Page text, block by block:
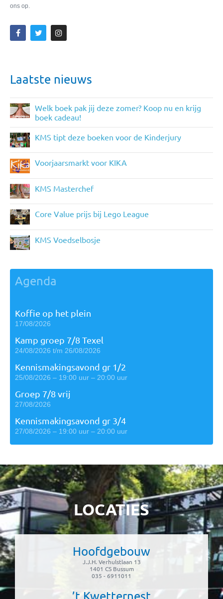
ons op.
Laatste nieuws
Welk boek pak jij deze zomer? Koop nu en krijg
boek cadeau!
KMS tipt deze boeken voor de Kinderjury
Voorjaarsmarkt voor KIKA
KMS Masterchef
Core Value prijs bij Lego League
KMS Voedselbosje
Agenda
Koffie op het plein
17/08/2026
Kamp groep 7/8 Texel
24/08/2026 t/m 26/08/2026
Kennismakingsavond gr 1/2
25/08/2026 – 19:00 uur – 20:00 uur
Groep 7/8 vrij
27/08/2026
Kennismakingsavond gr 3/4
27/08/2026 – 19:00 uur – 20:00 uur
LOCATIES
Hoofdgebouw
J.J.H. Verhulstlaan 13
1401 CS Bussum
035 - 6911011
’t Kwetternest